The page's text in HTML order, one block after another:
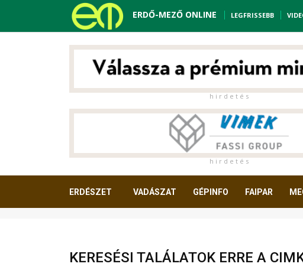
ERDŐ-MEZŐ ONLINE LEGFRISSEBB
h i r d e t é s
h i r d e t é s
ERDÉSZET VADÁSZAT GÉPINFO FAIPAR
KERESÉSI TALÁLATOK ERRE A